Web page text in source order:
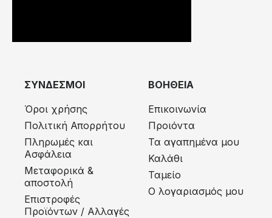
ΣΥΝΔΕΣΜΟΙ
Όροι χρήσης
Πολιτική Απορρήτου
Πληρωμές και
Ασφάλεια
Μεταφορικά &
αποστολή
Eπιστροφές
Προϊόντων / Αλλαγές
ΒΟΗΘΕΙΑ
Επικοινωνία
Προιόντα
Τα αγαπημένα μου
Καλάθι
Ταμείο
Ο λογαριασμός μου